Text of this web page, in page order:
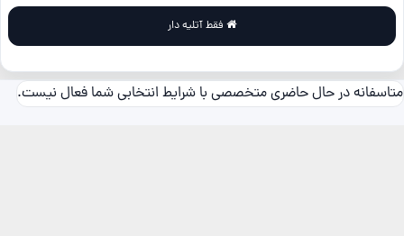
متاسفانه در حال حاضری متخصصی با شرایط انتخابی شما فعال نیست.